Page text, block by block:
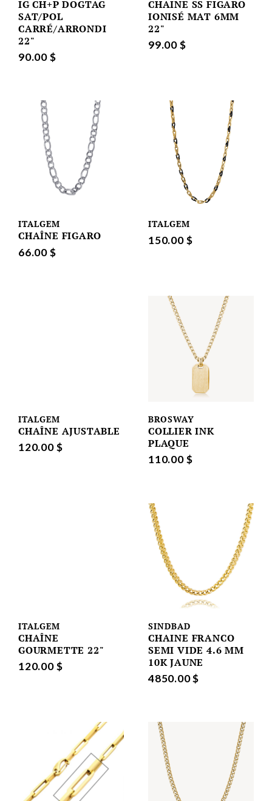
IG CH+P DOGTAG
SAT/POL
CARRÉ/ARRONDI
22"
90.00 $
CHAINE SS FIGARO
IONISÉ MAT 6MM
22"
99.00 $
ITALGEM
CHAÎNE FIGARO
66.00 $
ITALGEM
150.00 $
ITALGEM
CHAÎNE AJUSTABLE
120.00 $
BROSWAY
COLLIER INK
PLAQUE
110.00 $
ITALGEM
CHAÎNE
GOURMETTE 22"
120.00 $
SINDBAD
CHAINE FRANCO
SEMI VIDE 4.6 MM
10K JAUNE
4850.00 $